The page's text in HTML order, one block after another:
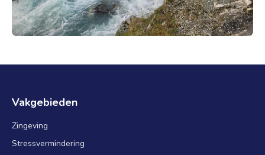
Vakgebieden
Zingeving
Stressvermindering